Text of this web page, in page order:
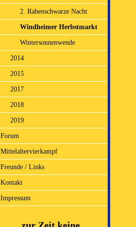
2. Rabenschwarze Nacht
Windheimer Herbstmarkt
Wintersonnenwende
2014
2015
2017
2018
2019
Forum
Mittelaltervierkampf
Freunde / Links
Kontakt
Impressum